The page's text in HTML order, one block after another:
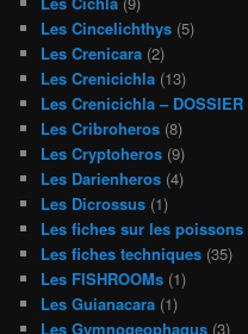
Les Cincelichthys (5)
Les Crenicara (2)
Les Crenicichla (13)
Les Crenicichla – DOSSIER
Les Cribroheros (8)
Les Cryptoheros (9)
Les Darienheros (4)
Les Dicrossus (1)
Les fiches sur les poissons
Les fiches techniques (35)
Les FISHROOMs (1)
Les Guianacara (1)
Les Gymnogeophagus (3)